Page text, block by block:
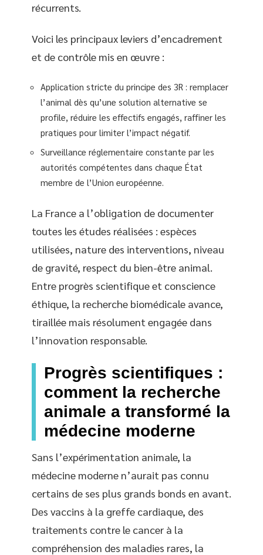
récurrents.
Voici les principaux leviers d’encadrement
et de contrôle mis en œuvre :
Application stricte du principe des 3R : remplacer
l’animal dès qu’une solution alternative se
profile, réduire les effectifs engagés, raffiner les
pratiques pour limiter l’impact négatif.
Surveillance réglementaire constante par les
autorités compétentes dans chaque État
membre de l’Union européenne.
La France a l’obligation de documenter
toutes les études réalisées : espèces
utilisées, nature des interventions, niveau
de gravité, respect du bien-être animal.
Entre progrès scientifique et conscience
éthique, la recherche biomédicale avance,
tiraillée mais résolument engagée dans
l’innovation responsable.
Progrès scientifiques :
comment la recherche
animale a transformé la
médecine moderne
Sans l’expérimentation animale, la
médecine moderne n’aurait pas connu
certains de ses plus grands bonds en avant.
Des vaccins à la greffe cardiaque, des
traitements contre le cancer à la
compréhension des maladies rares, la